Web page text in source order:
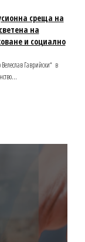
среща на
на
и социално
Гаврийски“ в